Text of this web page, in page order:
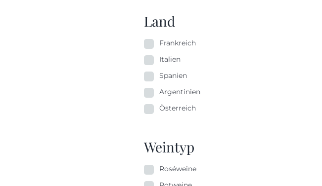
Land
Frankreich
Italien
Spanien
Argentinien
Österreich
Weintyp
Roséweine